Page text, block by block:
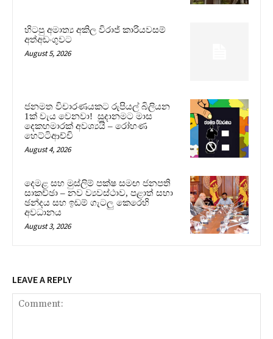
හිටපු අමාත්‍ය අකිල විරාජ් කාරියවසම්
අත්අඩංගුවට
August 5, 2026
ජනමත විචාරණයකට රුපියල් බිලියන
1ක් වැය වෙනවා! සූදානමට මාස
දෙකහමාරක් අවශ්‍යයි – රෝහණ
හෙට්ටිආච්චි
August 4, 2026
දෙමළ සහ මුස්ලිම් පක්ෂ සමඟ ජනපති
සාකච්ඡා – නව ව්‍යවස්ථාව, පළාත් සභා
ඡන්දය සහ ඉඩම් ගැටලු කෙරෙහි
අවධානය
August 3, 2026
LEAVE A REPLY